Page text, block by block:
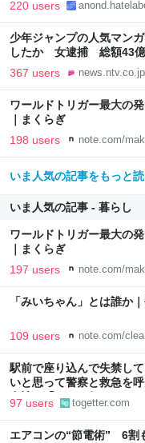
220 users
少年ジャンプの人気マン
したか 女逮捕 総額43億
NEWS NNN
367 users news.ntv.co.jp
ワールドトリガー最大の
｜まくらぎ
198 users note.com/
いま人気の記事をもっと
いま人気の記事 - 暮らし
ワールドトリガー最大の
｜まくらぎ
197 users note.com/
「みいちゃん」とは誰か
109 users note.com/
駅前で座り込んで失禁し
いと思って警察と救急を
女性に「あなた何してる
97 users togetter.com
エアコンの“節電術” 6割